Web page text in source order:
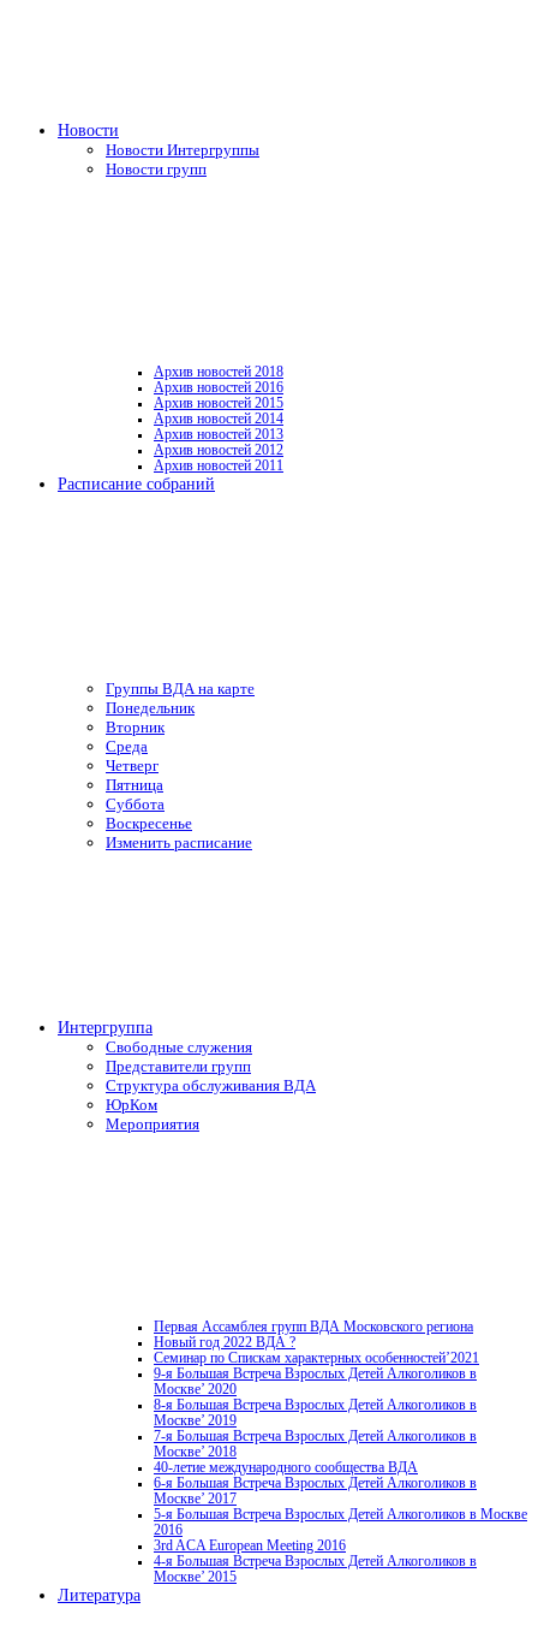
Новости
Новости Интергруппы
Новости групп
Архив новостей 2018
Архив новостей 2016
Архив новостей 2015
Архив новостей 2014
Архив новостей 2013
Архив новостей 2012
Архив новостей 2011
Расписание собраний
Группы ВДА на карте
Понедельник
Вторник
Среда
Четверг
Пятница
Суббота
Воскресенье
Изменить расписание
Интергруппа
Свободные служения
Представители групп
Структура обслуживания ВДА
ЮрКом
Мероприятия
Первая Ассамблея групп ВДА Московского региона
Новый год 2022 ВДА ?
Семинар по Спискам характерных особенностей’2021
9-я Большая Встреча Взрослых Детей Алкоголиков в
Москве’ 2020
8-я Большая Встреча Взрослых Детей Алкоголиков в
Москве’ 2019
7-я Большая Встреча Взрослых Детей Алкоголиков в
Москве’ 2018
40-летие международного сообщества ВДА
6-я Большая Встреча Взрослых Детей Алкоголиков в
Москве’ 2017
5-я Большая Встреча Взрослых Детей Алкоголиков в Москве
2016
3rd ACA European Meeting 2016
4-я Большая Встреча Взрослых Детей Алкоголиков в
Москве’ 2015
Литература